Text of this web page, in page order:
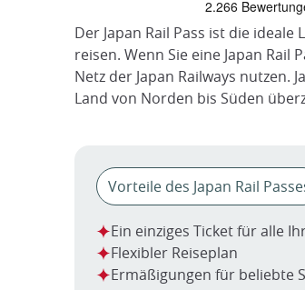
Der Japan Rail Pass ist die
reisen. Wenn Sie eine Japan Rail
Netz der Japan Railways nutzen.
Land von Norden bis Süden
Vorteile des Japan Rail
Ein einziges Ticket für alle
Flexibler Reiseplan
Ermäßigungen für beliebte